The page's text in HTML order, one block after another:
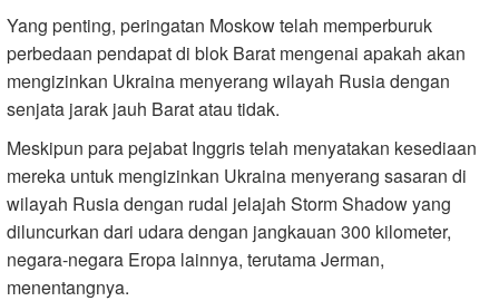
Yang penting, peringatan Moskow telah memperburuk
perbedaan pendapat di blok Barat mengenai apakah akan
mengizinkan Ukraina menyerang wilayah Rusia dengan
senjata jarak jauh Barat atau tidak.
Meskipun para pejabat Inggris telah menyatakan kesediaan
mereka untuk mengizinkan Ukraina menyerang sasaran di
wilayah Rusia dengan rudal jelajah Storm Shadow yang
diluncurkan dari udara dengan jangkauan 300 kilometer,
negara-negara Eropa lainnya, terutama Jerman,
menentangnya.